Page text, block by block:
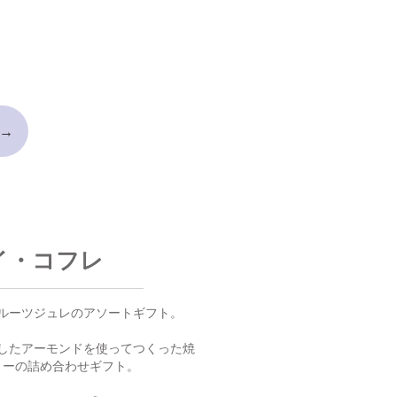
コフレ
ツジュレのアソートギフト。
たアーモンドを使ってつくった焼
の詰め合わせギフト。